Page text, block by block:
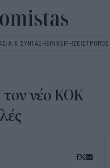
& ΣΥΝΤΑΞΗΕΠΙΧΕΙΡΗΣΕΙΣ
τον νέο ΚΟΚ